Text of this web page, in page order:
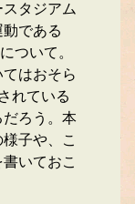
スタジアム
である
ついて。
はおそら
れている
だろう。本
子や、こ
いておこ